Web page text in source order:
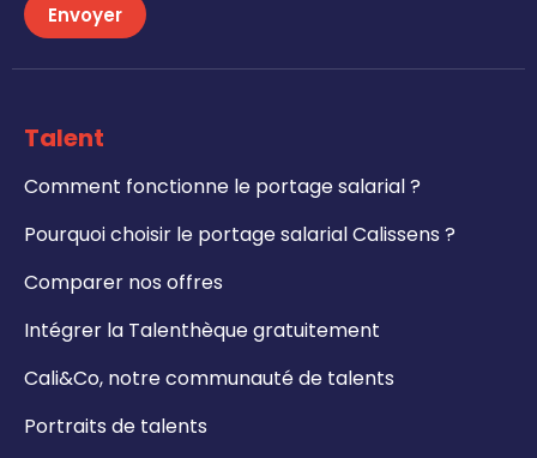
Envoyer
Talent
Comment fonctionne le portage salarial ?
Pourquoi choisir le portage salarial Calissens ?
Comparer nos offres
Intégrer la Talenthèque gratuitement
Cali&Co, notre communauté de talents
Portraits de talents